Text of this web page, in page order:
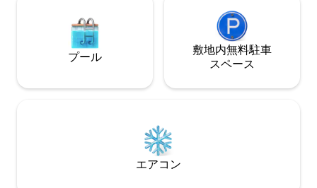
size bed, Ensuite bathroom
with shower/bathtub combo, Private
terrace • Bedroom 3: 2 Twin over queen
size bunk beds, Ensuite bathroom
FEATURES & AMENITIES • Wine fridge •
living area • Valet or underground
(advance notice may be required): •
steam shower,
closet, Television,
Balcony •
Shared access to
Bedroom 4,
Bedroom 4:
プール
敷地内無料駐⁠車
ス⁠ペ⁠ー⁠ス
エアコン